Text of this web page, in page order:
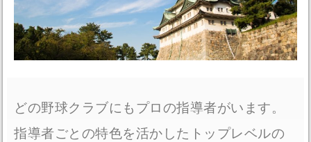
どの野球クラブにもプロの指導者がいます。
指導者ごとの特色を活かしたトップレベルの